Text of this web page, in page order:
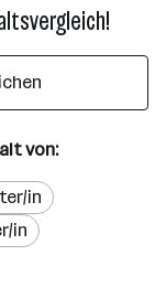
von:
in
in